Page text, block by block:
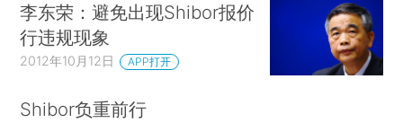
李东荣：避免出现Shibor报价
行违规现象
2012年10月12日 APP打开
Shibor负重前行